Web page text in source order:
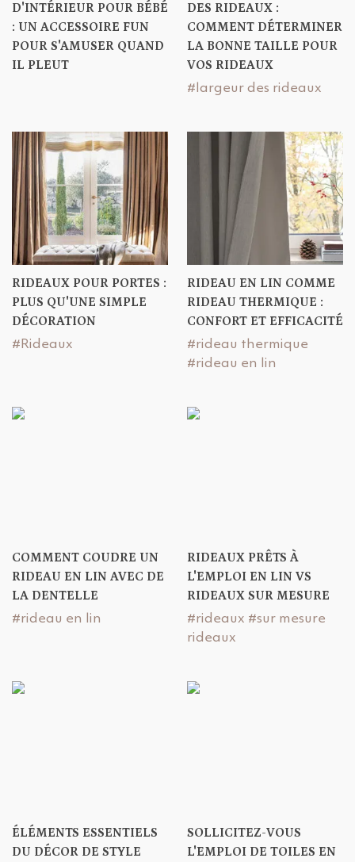
D'INTÉRIEUR POUR BÉBÉ
: UN ACCESSOIRE FUN
POUR S'AMUSER QUAND
IL PLEUT
DES RIDEAUX :
COMMENT DÉTERMINER
LA BONNE TAILLE POUR
VOS RIDEAUX
#largeur des rideaux
RIDEAUX POUR PORTES :
PLUS QU'UNE SIMPLE
DÉCORATION
#Rideaux
RIDEAU EN LIN COMME
RIDEAU THERMIQUE :
CONFORT ET EFFICACITÉ
#rideau thermique
#rideau en lin
COMMENT COUDRE UN
RIDEAU EN LIN AVEC DE
LA DENTELLE
#rideau en lin
RIDEAUX PRÊTS À
L'EMPLOI EN LIN VS
RIDEAUX SUR MESURE
#rideaux #sur mesure
rideaux
ÉLÉMENTS ESSENTIELS
DU DÉCOR DE STYLE
SOLLICITEZ-VOUS
L'EMPLOI DE TOILES EN